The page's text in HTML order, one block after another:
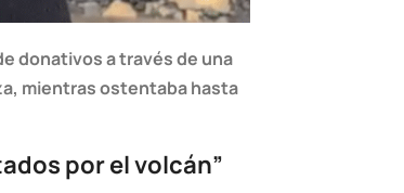
donativos a través de una
mientras ostentaba hasta
por el volcán”